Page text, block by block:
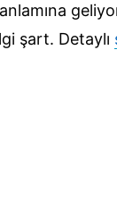
şart. Detaylı